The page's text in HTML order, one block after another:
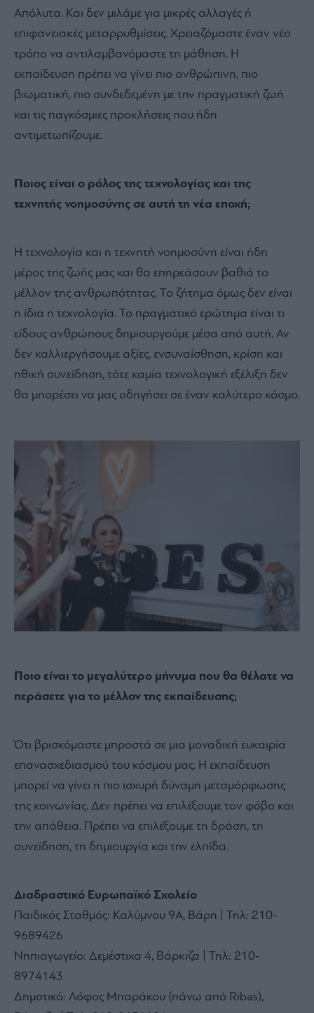
Απόλυτα. Και δεν μιλάμε για μικρές αλλαγές ή
επιφανειακές μεταρρυθμίσεις. Χρειαζόμαστε έναν νέο
τρόπο να αντιλαμβανόμαστε τη μάθηση. Η
εκπαίδευση πρέπει να γίνει πιο ανθρώπινη, πιο
βιωματική, πιο συνδεδεμένη με την πραγματική ζωή
και τις παγκόσμιες προκλήσεις που ήδη
αντιμετωπίζουμε.
Ποιος είναι ο ρόλος της τεχνολογίας και της
τεχνητής νοημοσύνης σε αυτή τη νέα εποχή;
Η τεχνολογία και η τεχνητή νοημοσύνη είναι ήδη
μέρος της ζωής μας και θα επηρεάσουν βαθιά το
μέλλον της ανθρωπότητας. Το ζήτημα όμως δεν είναι
η ίδια η τεχνολογία. Το πραγματικό ερώτημα είναι τι
είδους ανθρώπους δημιουργούμε μέσα από αυτή. Αν
δεν καλλιεργήσουμε αξίες, ενσυναίσθηση, κρίση και
ηθική συνείδηση, τότε καμία τεχνολογική εξέλιξη δεν
θα μπορέσει να μας οδηγήσει σε έναν καλύτερο κόσμο.
Ποιο είναι το μεγαλύτερο μήνυμα που θα θέλατε να
περάσετε για το μέλλον της εκπαίδευσης;
Ότι βρισκόμαστε μπροστά σε μια μοναδική ευκαιρία
επανασχεδιασμού του κόσμου μας. Η εκπαίδευση
μπορεί να γίνει η πιο ισχυρή δύναμη μεταμόρφωσης
της κοινωνίας. Δεν πρέπει να επιλέξουμε τον φόβο και
την απάθεια. Πρέπει να επιλέξουμε τη δράση, τη
συνείδηση, τη δημιουργία και την ελπίδα.
Διαδραστικό Ευρωπαϊκό Σχολείο
Παιδικός Σταθμός: Καλύμνου 9Α, Βάρη | Τηλ: 210-
9689426
Νηπιαγωγείο: Δεμέστιχα 4, Βάρκιζα | Τηλ: 210-
8974143
Δημοτικό: Λόφος Μπαράκου (πάνω από Ribas),